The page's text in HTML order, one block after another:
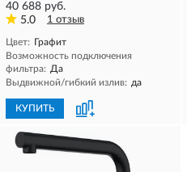
40 688 руб.
5.0
1 отзыв
Цвет: Графит
Возможность подключения
фильтра: Да
Выдвижной/гибкий излив: да
КУПИТЬ